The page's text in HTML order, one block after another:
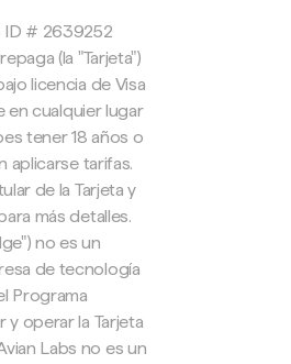
ID # 2639252
(la "Tarjeta")
licencia de Visa
en cualquier lugar
tener 18 años o
aplicarse tarifas.
de la Tarjeta y
más detalles.
no es un
de tecnología
Programa
operar la Tarjeta
Labs no es un